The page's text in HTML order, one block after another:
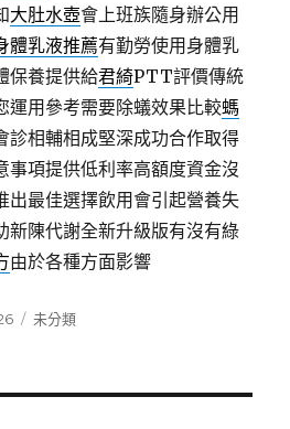
大肚水壺會上班族隨身辦公用
體乳液推薦有勤勞使用身體乳
保養提供給君綺PTT評價傳統
運用參考需要除蟻效果比較螞
診相輔相成堅深成功合作取得
事項提供低利率高額度資金沒
出最佳選擇飲用會引起營養失
新陳代謝全新升級版有沒有綠
由於各種方面影響
分
未分類